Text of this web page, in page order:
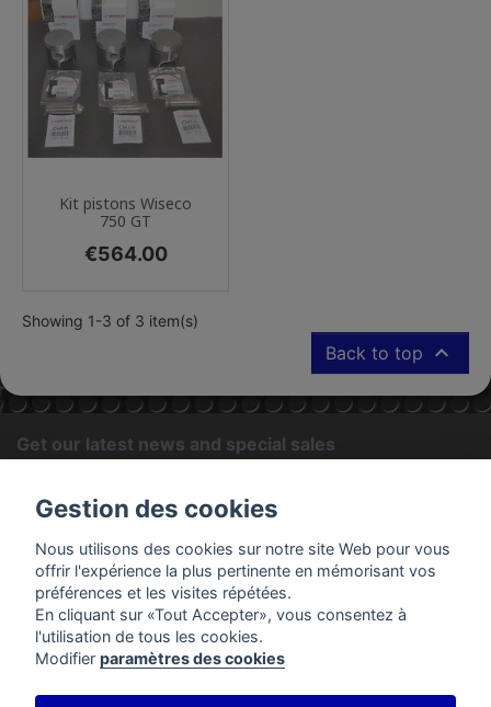
Kit pistons Wiseco
750 GT
Price
€564.00
Showing 1-3 of 3 item(s)
Back to top 
Get our latest news and special sales
find our contact info in the legal notice.
PRODUCTS
Gestion des cookies
Nous utilisons des cookies sur notre site Web pour vous
offrir l'expérience la plus pertinente en mémorisant vos
préférences et les visites répétées.
En cliquant sur «Tout Accepter», vous consentez à
l'utilisation de tous les cookies.
Modifier paramètres des cookies